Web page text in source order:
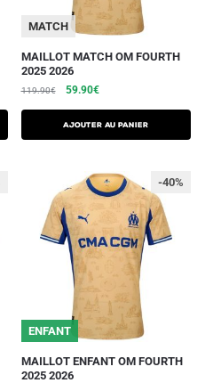
MATCH
MAILLOT MATCH OM FOURTH
2025 2026
119.90€ 59.90€
AJOUTER AU PANIER
-40%
ENFANT
MAILLOT ENFANT OM FOURTH
2025 2026